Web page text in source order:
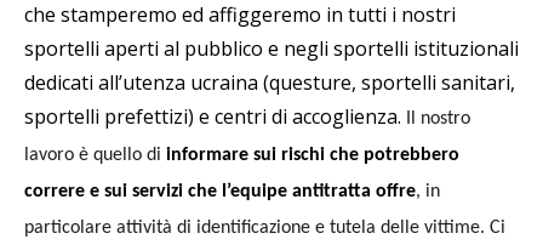
che stamperemo ed affiggeremo in tutti i nostri
sportelli aperti al pubblico e negli sportelli istituzionali
dedicati all’utenza ucraina (questure, sportelli sanitari,
sportelli prefettizi) e centri di accoglienza.
Il nostro
lavoro è quello di informare sui rischi che potrebbero
correre e sui servizi che l’equipe antitratta offre, in
particolare attività di identificazione e tutela delle vittime. Ci